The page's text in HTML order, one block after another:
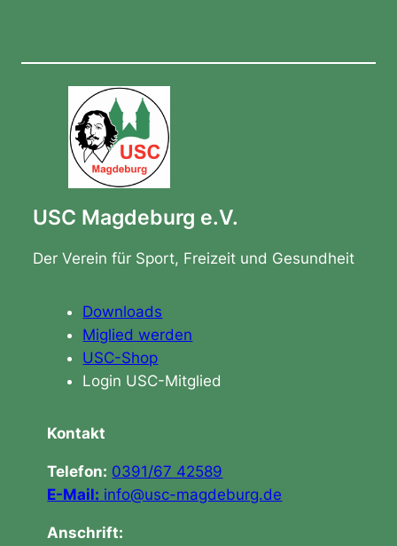
USC Magdeburg e.V.
Der Verein für Sport, Freizeit und Gesundheit
Downloads
Miglied werden
USC-Shop
Login USC-Mitglied
Kontakt
Telefon: 0391/67 42589
E-Mail: info@usc-magdeburg.de
Anschrift: